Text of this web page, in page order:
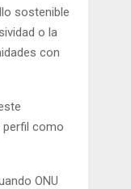
sostenible
o la
con
perfil como
ONU